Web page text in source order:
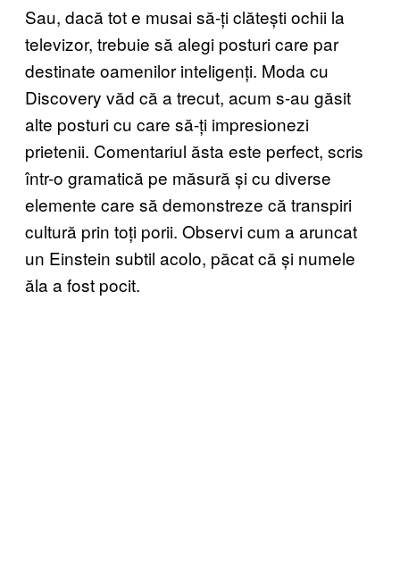
Sau, dacă tot e musai să-ți clătești ochii la
televizor, trebuie să alegi posturi care par
destinate oamenilor inteligenți. Moda cu
Discovery văd că a trecut, acum s-au găsit
alte posturi cu care să-ți impresionezi
prietenii. Comentariul ăsta este perfect, scris
într-o gramatică pe măsură și cu diverse
elemente care să demonstreze că transpiri
cultură prin toți porii. Observi cum a aruncat
un Einstein subtil acolo, păcat că și numele
ăla a fost pocit.